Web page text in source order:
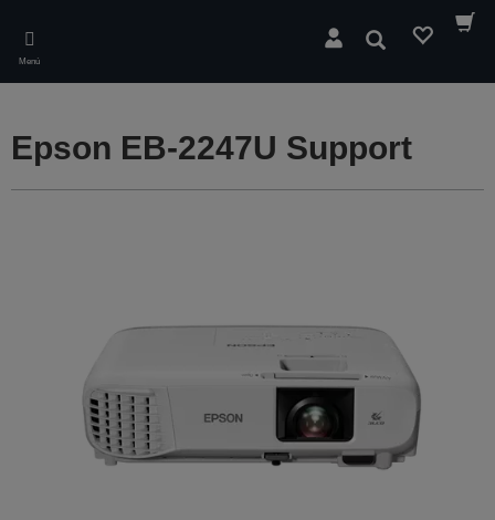
main
content
Menú
Buscar
Epson EB-2247U Support